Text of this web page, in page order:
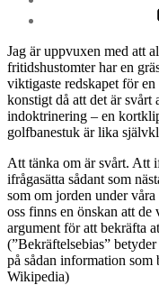
Jag är uppvuxen med att
fritidshustomter har en
viktigaste redskapet för
konstigt då att det är svårt
indoktrinering – en
golfbanestuk är lika
Att tänka om är svårt. Att
ifrågasätta sådant som
som om jorden under
oss finns en önskan att
argument för att bekräfta
(”Bekräftelsebias”
på sådan information
Wikipedia)